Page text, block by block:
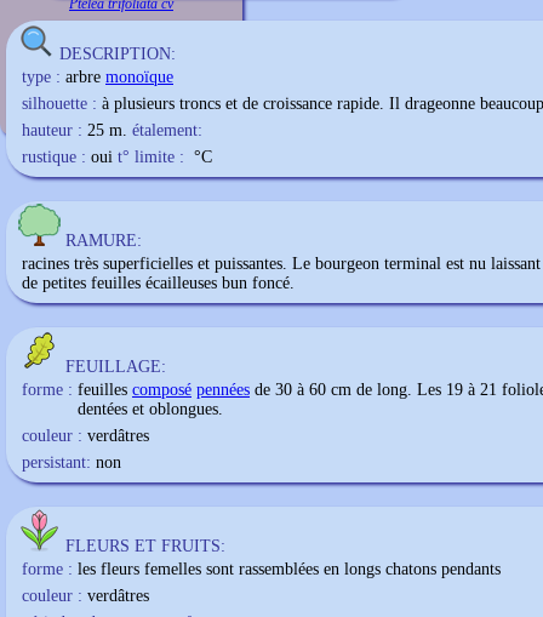
Ptelea trifoliata cv
DESCRIPTION:
type : arbre monoïque
silhouette : à plusieurs troncs et de croissance rapide. Il drageonne
hauteur : 25 m. étalement:
rustique : oui t° limite : °C
RAMURE:
racines très superficielles et puissantes. Le bourgeon terminal est nu
de petites feuilles écailleuses bun foncé.
FEUILLAGE:
forme : feuilles composé pennées de 30 à 60 cm de long. Les 19 à 21
dentées et oblongues.
couleur : verdâtres
persistant: non
FLEURS ET FRUITS:
forme : les fleurs femelles sont rassemblées en longs chatons pendants
couleur : verdâtres